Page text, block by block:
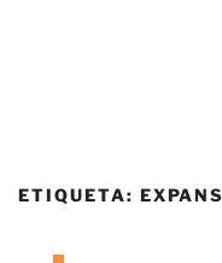
ETIQUETA: